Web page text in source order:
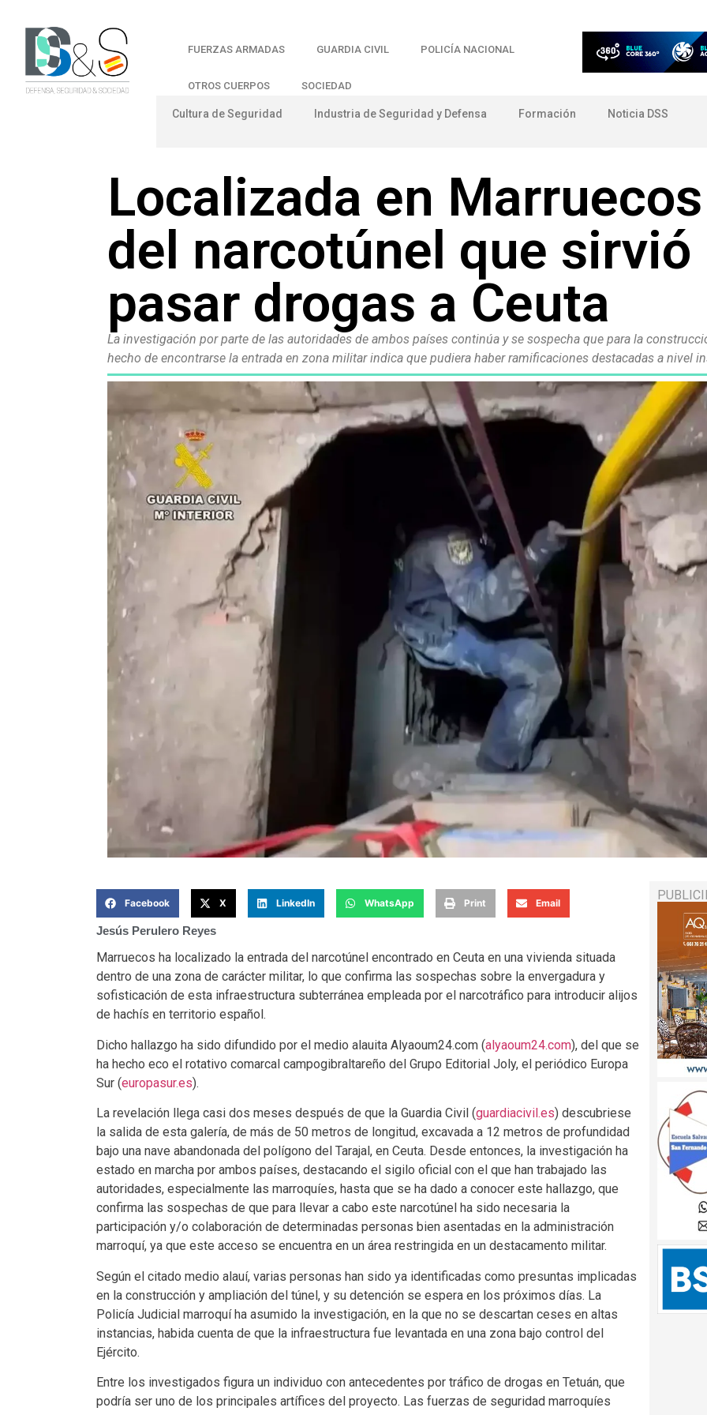
FUERZAS ARMADAS GUARDIA CIVIL POLICÍA NACIONAL
OTROS CUERPOS SOCIEDAD
Cultura de Seguridad Industria de Seguridad y Defensa Formación Noticia DSS
Localizada en
del narcotúnel que sirvió
pasar drogas a Ceuta
La investigación por parte de las autoridades de ambos países continúa y se sospecha que para la
hecho de encontrarse la entrada en zona militar indica que pudiera haber ramificaciones destacadas a nivel
Facebook X LinkedIn WhatsApp Print Email
Jesús Perulero Reyes
Marruecos ha localizado la entrada del narcotúnel encontrado en Ceuta en una vivienda situada
dentro de una zona de carácter militar, lo que confirma las sospechas sobre la envergadura y
sofisticación de esta infraestructura subterránea empleada por el narcotráfico para introducir alijos
de hachís en territorio español.
Dicho hallazgo ha sido difundido por el medio alauita Alyaoum24.com (alyaoum24.com), del que se
ha hecho eco el rotativo comarcal campogibraltareño del Grupo Editorial Joly, el periódico Europa
Sur (europasur.es).
La revelación llega casi dos meses después de que la Guardia Civil (guardiacivil.es) descubriese
la salida de esta galería, de más de 50 metros de longitud, excavada a 12 metros de profundidad
bajo una nave abandonada del polígono del Tarajal, en Ceuta. Desde entonces, la investigación ha
estado en marcha por ambos países, destacando el sigilo oficial con el que han trabajado las
autoridades, especialmente las marroquíes, hasta que se ha dado a conocer este hallazgo, que
confirma las sospechas de que para llevar a cabo este narcotúnel ha sido necesaria la
participación y/o colaboración de determinadas personas bien asentadas en la administración
marroquí, ya que este acceso se encuentra en un área restringida en un destacamento militar.
Según el citado medio alauí, varias personas han sido ya identificadas como presuntas implicadas
en la construcción y ampliación del túnel, y su detención se espera en los próximos días. La
Policía Judicial marroquí ha asumido la investigación, en la que no se descartan ceses en altas
instancias, habida cuenta de que la infraestructura fue levantada en una zona bajo control del
Ejército.
Entre los investigados figura un individuo con antecedentes por tráfico de drogas en Tetuán, que
podría ser uno de los principales artífices del proyecto. Las fuerzas de seguridad marroquíes